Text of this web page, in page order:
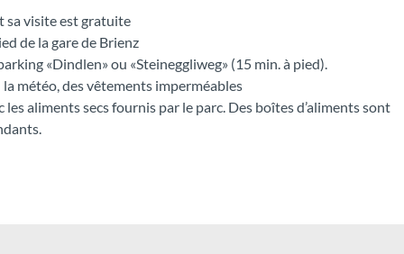
sa visite est gratuite
de la gare de Brienz
«Dindlen» ou «Steineggliweg» (15 min. à pied).
météo, des vêtements imperméables
aliments secs fournis par le parc. Des boîtes d’aliments sont